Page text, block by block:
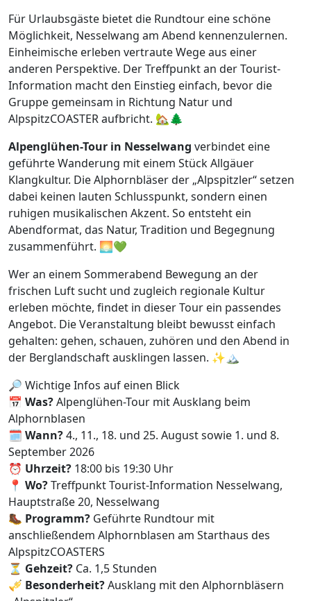
Für Urlaubsgäste bietet die Rundtour eine schöne
Möglichkeit, Nesselwang am Abend kennenzulernen.
Einheimische erleben vertraute Wege aus einer
anderen Perspektive. Der Treffpunkt an der Tourist-
Information macht den Einstieg einfach, bevor die
Gruppe gemeinsam in Richtung Natur und
AlpspitzCOASTER aufbricht. 🏡🌲
Alpenglühen-Tour in Nesselwang verbindet eine
geführte Wanderung mit einem Stück Allgäuer
Klangkultur. Die Alphornbläser der „Alpspitzler“ setzen
dabei keinen lauten Schlusspunkt, sondern einen
ruhigen musikalischen Akzent. So entsteht ein
Abendformat, das Natur, Tradition und Begegnung
zusammenführt. 🌅💚
Wer an einem Sommerabend Bewegung an der
frischen Luft sucht und zugleich regionale Kultur
erleben möchte, findet in dieser Tour ein passendes
Angebot. Die Veranstaltung bleibt bewusst einfach
gehalten: gehen, schauen, zuhören und den Abend in
der Berglandschaft ausklingen lassen. ✨🏔️
🔎 Wichtige Infos auf einen Blick
📅 Was?Alpenglühen-Tour mit Ausklang beim
Alphornblasen
🗓️ Wann?4., 11., 18. und 25. August sowie 1. und 8.
September 2026
⏰ Uhrzeit? 18:00 bis 19:30 Uhr
📍 Wo?Treffpunkt Tourist-Information Nesselwang,
Hauptstraße 20, Nesselwang
🥾 Programm? Geführte Rundtour mit
anschließendem Alphornblasen am Starthaus des
AlpspitzCOASTERS
⏳ Gehzeit? Ca. 1,5 Stunden
🎺 Besonderheit?Ausklang mit den Alphornbläsern